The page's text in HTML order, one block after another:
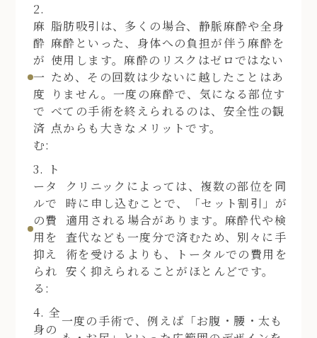
2.
麻
酔
が
一
度
で
済
む:
脂肪吸引は、多くの場合、静脈麻酔や全身
麻酔といった、身体への負担が伴う麻酔を
使用します。麻酔のリスクはゼロではない
ため、その回数は少ないに越したことはあ
りません。一度の麻酔で、気になる部位す
べての手術を終えられるのは、安全性の観
点からも大きなメリットです。
3. ト
ータ
ルで
の費
用を
抑え
られ
る:
クリニックによっては、複数の部位を同
時に申し込むことで、「セット割引」が
適用される場合があります。麻酔代や検
査代なども一度分で済むため、別々に手
術を受けるよりも、トータルでの費用を
安く抑えられることがほとんどです。
4. 全
身の
一度の手術で、例えば「お腹・腰・太も